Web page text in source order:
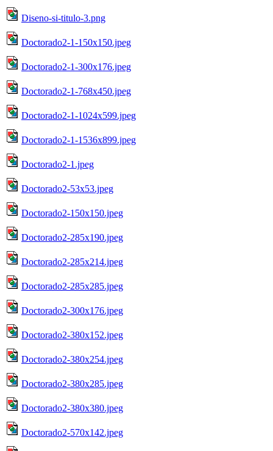
Diseno-si-titulo-3.png
Doctorado2-1-150x150.jpeg
Doctorado2-1-300x176.jpeg
Doctorado2-1-768x450.jpeg
Doctorado2-1-1024x599.jpeg
Doctorado2-1-1536x899.jpeg
Doctorado2-1.jpeg
Doctorado2-53x53.jpeg
Doctorado2-150x150.jpeg
Doctorado2-285x190.jpeg
Doctorado2-285x214.jpeg
Doctorado2-285x285.jpeg
Doctorado2-300x176.jpeg
Doctorado2-380x152.jpeg
Doctorado2-380x254.jpeg
Doctorado2-380x285.jpeg
Doctorado2-380x380.jpeg
Doctorado2-570x142.jpeg